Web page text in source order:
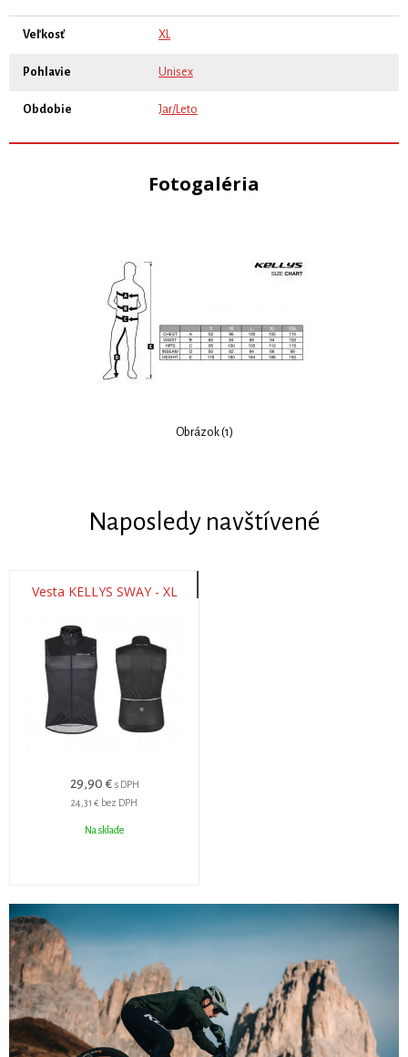
Veľkosť XL
Pohlavie Unisex
Obdobie Jar/Leto
Fotogaléria
Obrázok (1)
Naposledy navštívené
Vesta KELLYS SWAY - XL
29,90 € s DPH
24,31 € bez DPH
Na sklade